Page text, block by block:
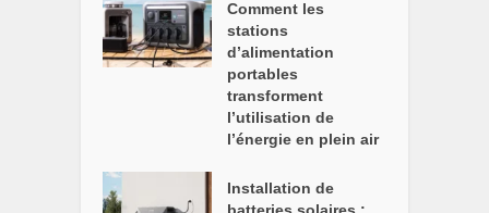
Comment les
stations
d’alimentation
portables
transforment
l’utilisation de
l’énergie en plein air
Installation de